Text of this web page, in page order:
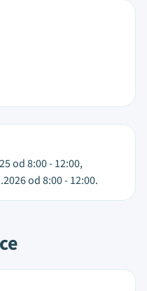
od 8:00 - 12:00,
od 8:00 - 12:00.